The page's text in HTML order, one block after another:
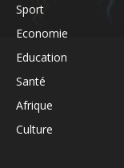
Sport
Economie
Education
Santé
Afrique
Culture